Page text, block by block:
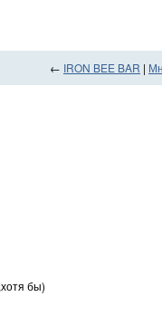
← IRON BEE BAR |
бы)